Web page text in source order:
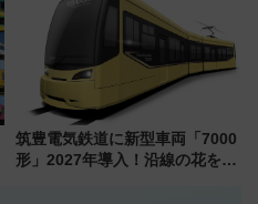
筑豊電気鉄道に新型車両「7000
形」2027年導入！沿線の花をイ